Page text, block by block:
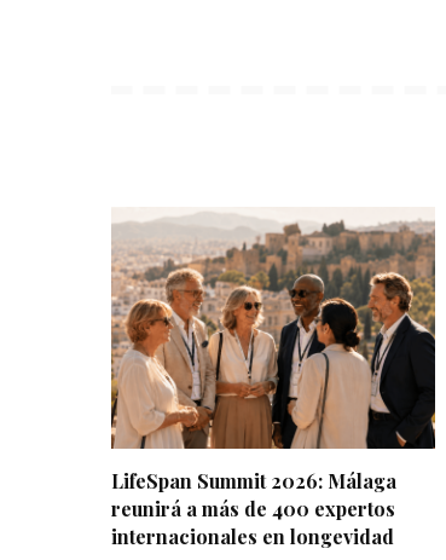
LifeSpan Summit 2026: Málaga
reunirá a más de 400 expertos
internacionales en longevidad